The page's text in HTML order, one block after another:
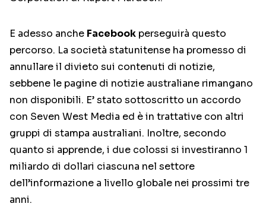
E adesso anche Facebook perseguirà questo
percorso. La società statunitense ha promesso di
annullare il divieto sui contenuti di notizie,
sebbene le pagine di notizie australiane rimangano
non disponibili. E’ stato sottoscritto un accordo
con Seven West Media ed è in trattative con altri
gruppi di stampa australiani. Inoltre, secondo
quanto si apprende, i due colossi si investiranno 1
miliardo di dollari ciascuna nel settore
dell’informazione a livello globale nei prossimi tre
anni.